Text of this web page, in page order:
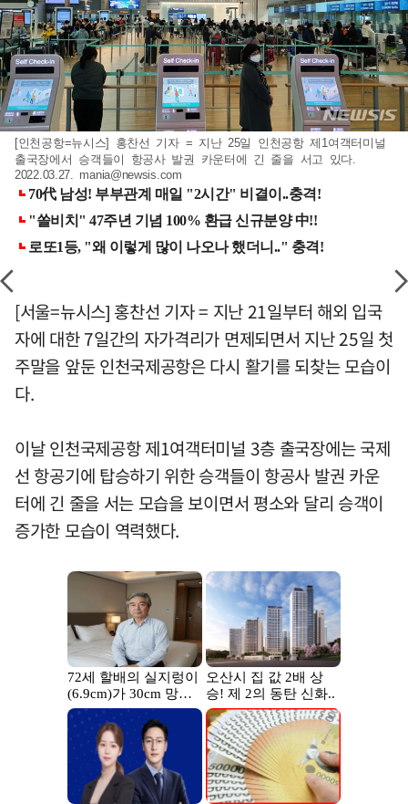
[인천공항=뉴시스] 홍찬선 기자 = 지난 25일 인천공항 제1여객터미널
출국장에서 승객들이 항공사 발권 카운터에 긴 줄을 서고 있다.
2022.03.27. mania@newsis.com
[서울=뉴시스] 홍찬선 기자 = 지난 21일부터 해외 입국
자에 대한 7일간의 자가격리가 면제되면서 지난 25일 첫
주말을 앞둔 인천국제공항은 다시 활기를 되찾는 모습이
다.
이날 인천국제공항 제1여객터미널 3층 출국장에는 국제
선 항공기에 탑승하기 위한 승객들이 항공사 발권 카운
터에 긴 줄을 서는 모습을 보이면서 평소와 달리 승객이
증가한 모습이 역력했다.